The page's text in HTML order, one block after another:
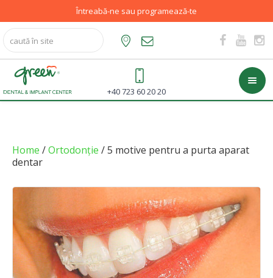
+40 723 60 20 20
Home /Ortodonție / 5 motive pentru a purta aparat
dentar
Întreabă-ne sau programează-te